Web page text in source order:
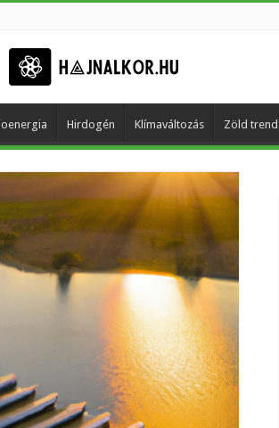
Hirdogén Klímaváltozás Zöld trend